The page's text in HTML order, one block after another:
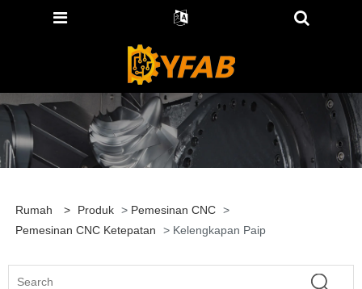
Rumah > Produk > Pemesinan CNC >
Pemesinan CNC Ketepatan
> Kelengkapan Paip